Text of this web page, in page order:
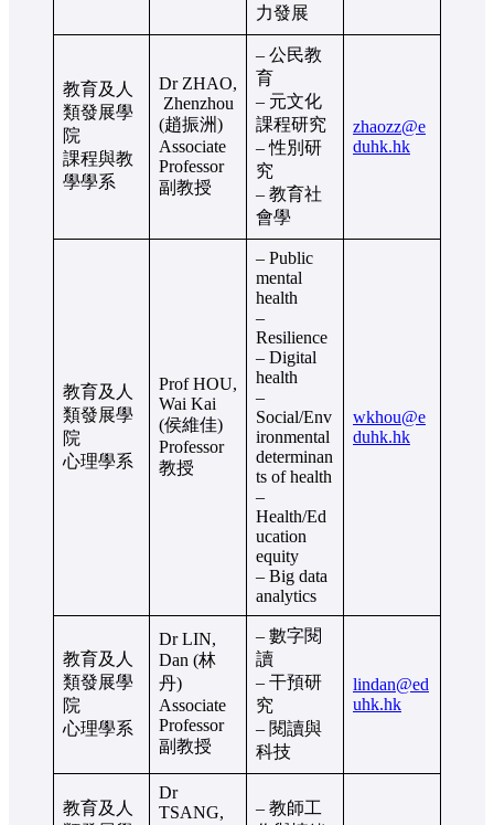
力發展
教育及人
類發展學
院
課程與教
學學系
Dr ZHAO,
Zhenzhou
(趙振洲)
Associate
Professor
副教授
– 公民教
育
– 元文化
課程研究
– 性別研
究
– 教育社
會學
zhaozz@e
duhk.hk
教育及人
類發展學
院
心理學系
Prof HOU,
Wai Kai
(侯維佳)
Professor
教授
– Public
mental
health
–
Resilience
– Digital
health
–
Social/Env
ironmental
determinan
ts of health
–
Health/Ed
ucation
equity
– Big data
analytics
wkhou@e
duhk.hk
教育及人
類發展學
院
心理學系
Dr LIN,
Dan (林
丹)
Associate
Professor
副教授
– 數字閱
讀
– 干預研
究
– 閱讀與
科技
lindan@ed
uhk.hk
教育及人
Dr
TSANG,
– 教師工